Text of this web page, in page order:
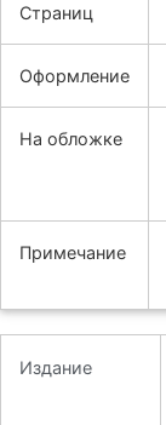
Страниц
Оформление
На обложке
Примечание
Издание